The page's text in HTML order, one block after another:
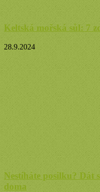
Keltská mořská sůl: 7
28.9.2024
Nestíháte posilku? Dát
doma